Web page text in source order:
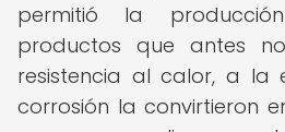
permitió la
productos que antes
resistencia al calor, a la
corrosión la convirtieron